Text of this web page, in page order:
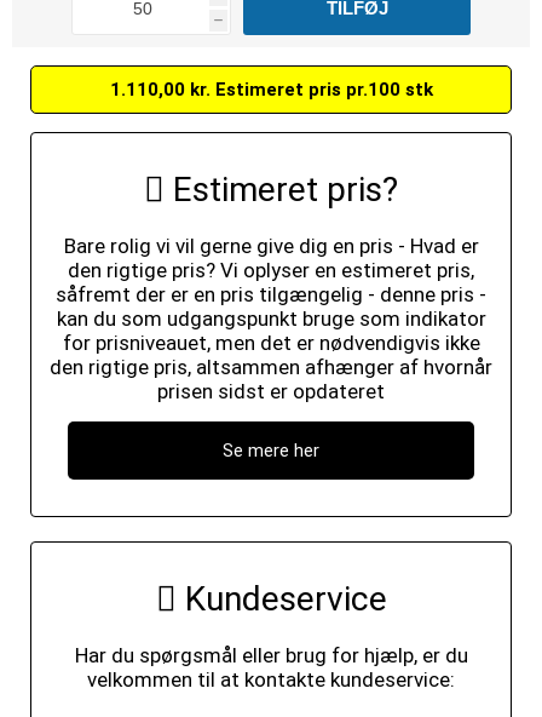
h
1.110,00 kr. Estimeret pris pr.100 stk
Estimeret pris?
Bare rolig vi vil gerne give dig en pris - Hvad er
den rigtige pris? Vi oplyser en estimeret pris,
såfremt der er en pris tilgængelig - denne pris -
kan du som udgangspunkt bruge som indikator
for prisniveauet, men det er nødvendigvis ikke
den rigtige pris, altsammen afhænger af hvornår
prisen sidst er opdateret
Se mere her
Kundeservice
Har du spørgsmål eller brug for hjælp, er du
velkommen til at kontakte kundeservice: